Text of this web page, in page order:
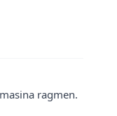
ragmen.